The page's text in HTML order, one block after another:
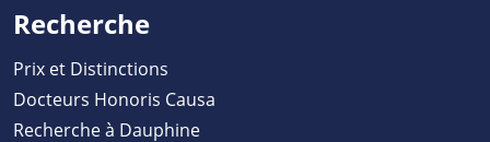
Recherche
Prix et Distinctions
Docteurs Honoris Causa
Recherche à Dauphine